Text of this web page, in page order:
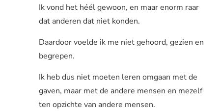
Ik vond het héél gewoon, en maar enorm raar
dat anderen dat niet konden.
Daardoor voelde ik me niet gehoord, gezien en
begrepen.
Ik heb dus niet moeten leren omgaan met de
gaven, maar met de andere mensen en mezelf
ten opzichte van andere mensen.